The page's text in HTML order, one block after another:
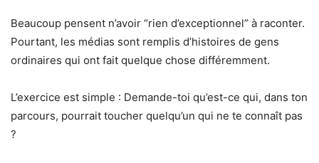
Beaucoup pensent n’avoir “rien d’exceptionnel” à raconter.
Pourtant, les médias sont remplis d’histoires de gens
ordinaires qui ont fait quelque chose différemment.
L’exercice est simple : Demande-toi qu’est-ce qui, dans ton
parcours, pourrait toucher quelqu’un qui ne te connaît pas
?